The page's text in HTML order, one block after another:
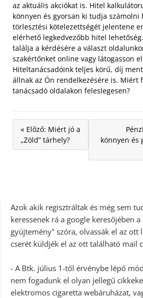
az aktuális akciókat is. Hitel
könnyen és gyorsan ki tudja számolni
törlesztési kötelezettségét jelentene
elérhető legkedvezőbb hitel
találja a kérdésére a választ
szakértőnket online vagy látogasson
Hiteltanácsadóink teljes körű, díj
állnak az Ön rendelkezésére is. Miért
tanácsadó oldalakon feleslegesen?
« Előző: Miért jó a
„Zöld” tárhely?
könnyen és
Azok akik regisztráltak és még sem
keressenek rá a google keresőjében
gyüjtemény" szóra, olvassák el az ott
cserét küldjék el az ott található mail
- A Btk. július 1-től érvénybe lépő
nem fogadunk el olyan jellegű
elektromos cigaretta webáruházat,